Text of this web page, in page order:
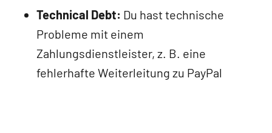
Technical Debt: Du hast technische
Probleme mit einem
Zahlungsdienstleister, z. B. eine
fehlerhafte Weiterleitung zu PayPal